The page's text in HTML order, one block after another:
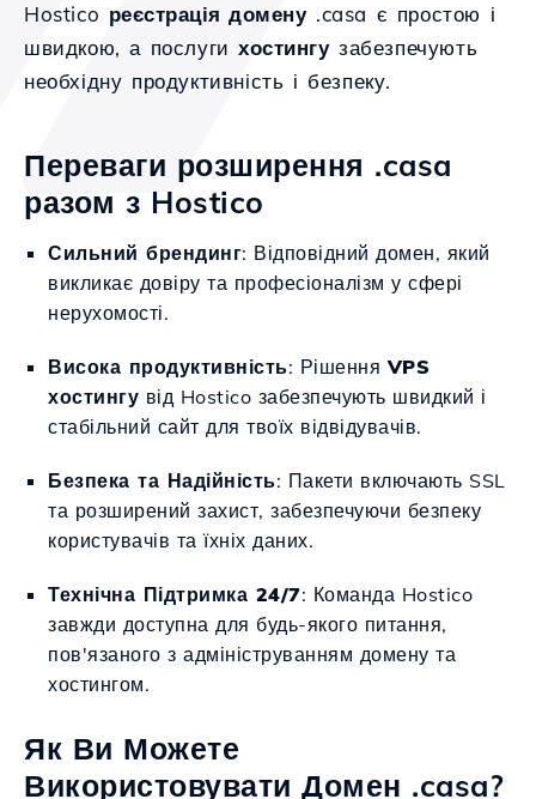
Hostico реєстрація домену.casa є простою і
швидкою, а послугихостингузабезпечують
необхідну продуктивність і безпеку.
Переваги розширення .casa
разом з Hostico
Сильний брендинг: Відповідний домен, який
викликає довіру та професіоналізм у сфері
нерухомості.
Висока продуктивність: РішенняVPS
хостингу від Hostico забезпечують швидкий і
стабільний сайт для твоїх відвідувачів.
Безпека та Надійність: Пакети включають SSL
та розширений захист, забезпечуючи безпеку
користувачів та їхніх даних.
Технічна Підтримка 24/7: Команда Hostico
завжди доступна для будь-якого питання,
пов'язаного з адмініструванням домену та
хостингом.
Як Ви Можете
Використовувати Домен .casa?